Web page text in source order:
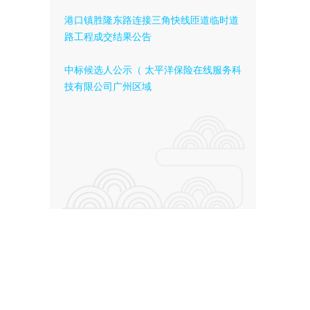
港口镇胜隆东路连接三角快线匝道临时道
路工程成交结果公告
中标候选人公示（ 太平洋保险在线服务科
技有限公司广州区域